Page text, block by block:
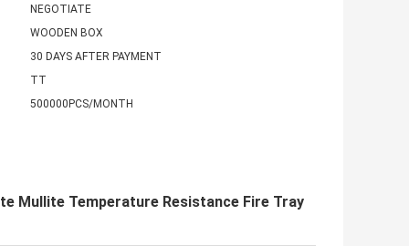
NEGOTIATE
WOODEN BOX
30 DAYS AFTER PAYMENT
TT
500000PCS/MONTH
Mullite Temperature Resistance Fire Tray